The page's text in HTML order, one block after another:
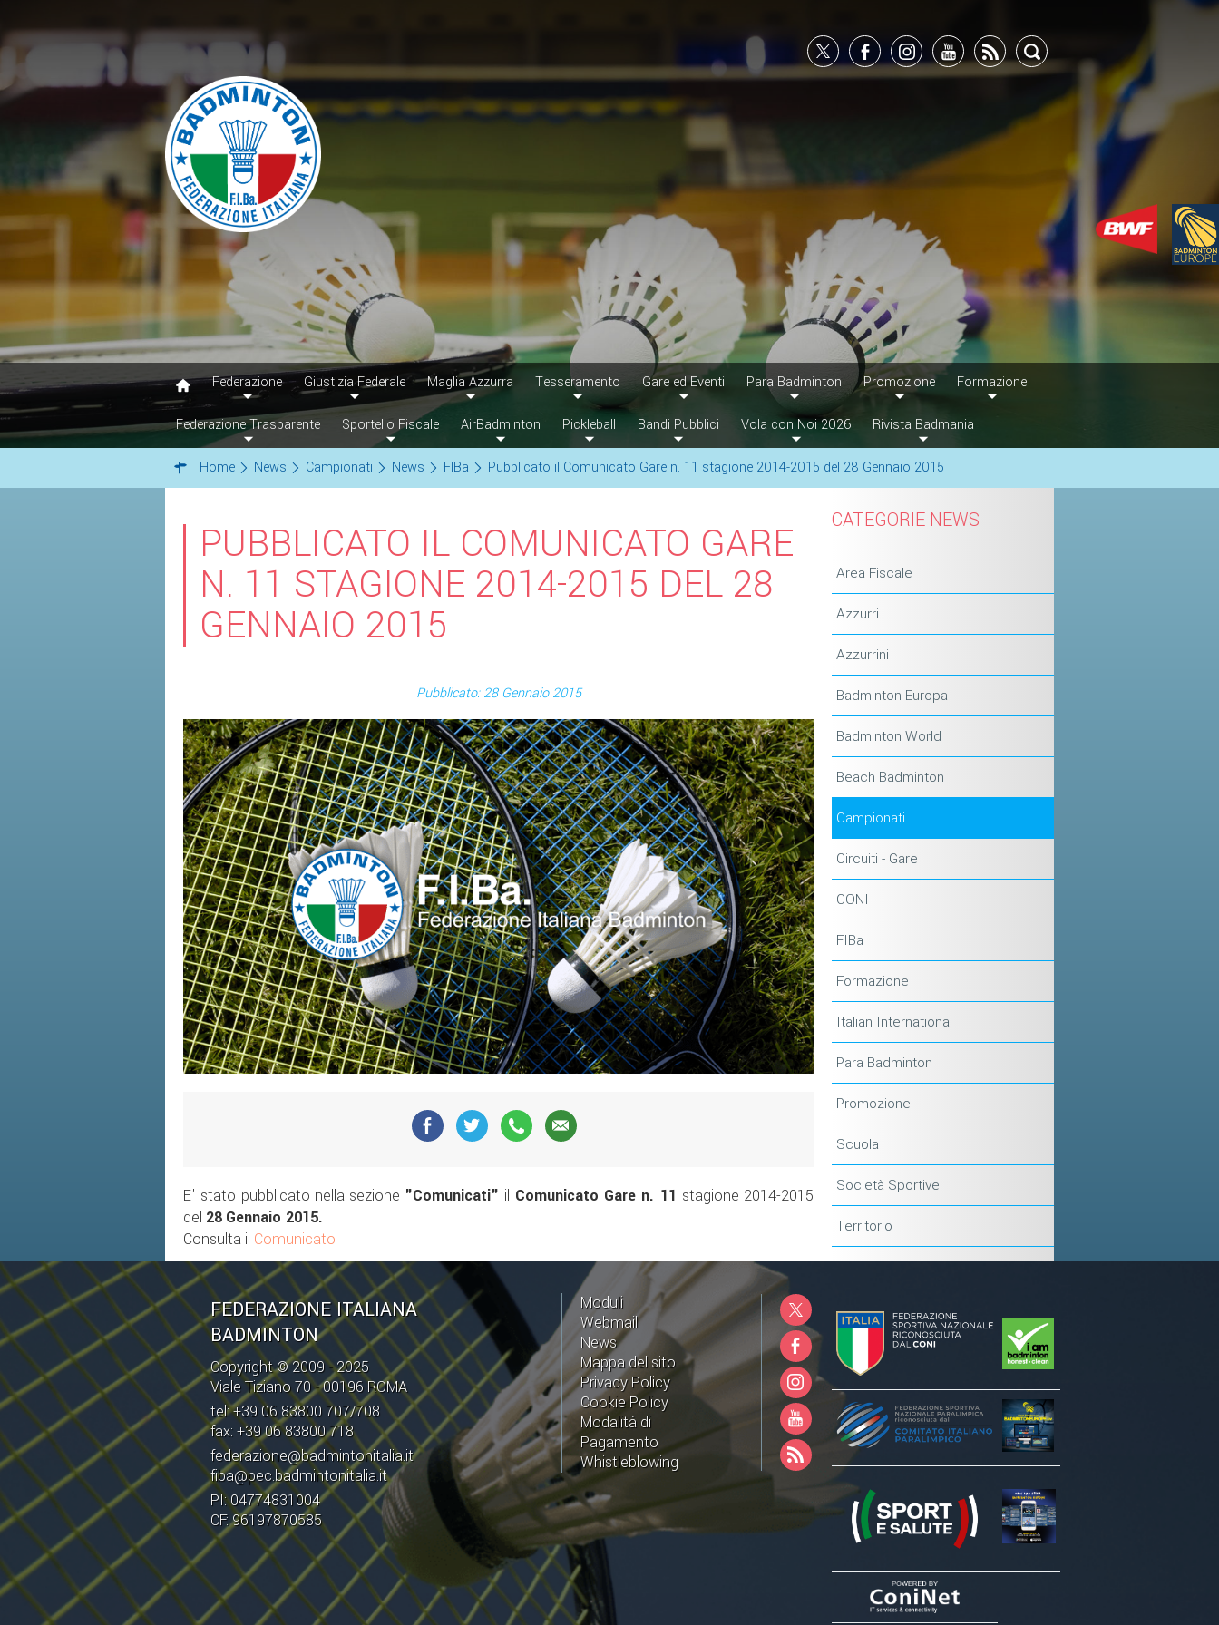
Federazione Giustizia Federale Maglia Azzurra Tesseramento Gare ed Eventi Para Badminton Promozione Formazione
Federazione Trasparente Sportello Fiscale AirBadminton Pickleball Bandi Pubblici Vola con Noi 2026 Rivista Badmania
Home News Campionati News FIBa Pubblicato il Comunicato Gare n. 11 stagione 2014-2015 del 28 Gennaio 2015
PUBBLICATO IL COMUNICATO GARE
N. 11 STAGIONE 2014-2015 DEL 28
GENNAIO 2015
Pubblicato: 28 Gennaio 2015
E' stato pubblicato nella sezione "Comunicati" il Comunicato Gare n. 11 stagione 2014-2015
del 28 Gennaio 2015.
Consulta il Comunicato
CATEGORIE NEWS
Area Fiscale
Azzurri
Azzurrini
Badminton Europa
Badminton World
Beach Badminton
Campionati
Circuiti - Gare
CONI
FIBa
Formazione
Italian International
Para Badminton
Promozione
Scuola
Società Sportive
Territorio
FEDERAZIONE ITALIANA
BADMINTON
Copyright © 2009 - 2025
Viale Tiziano 70 - 00196 ROMA
tel: +39 06 83800 707/708
fax: +39 06 83800 718
federazione@badmintonitalia.it
fiba@pec.badmintonitalia.it
PI: 04774831004
CF: 96197870585
Moduli
Webmail
News
Mappa del sito
Privacy Policy
Cookie Policy
Modalità di
Pagamento
Whistleblowing